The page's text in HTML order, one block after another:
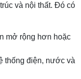
và nội thất. Đó có
mở rộng hơn hoặc
thống điện, nước và